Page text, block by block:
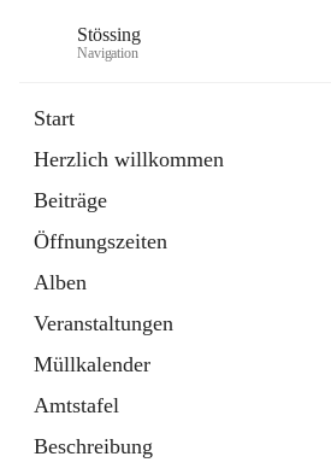
Stössing
Navigation
Start
Herzlich willkommen
Beiträge
Öffnungszeiten
Alben
Veranstaltungen
Müllkalender
Amtstafel
Beschreibung
Datei
in
Tab
Kindergarten
öffnet
in
neuem
Tab